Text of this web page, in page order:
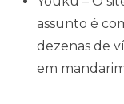
assunto é
dezenas de
em